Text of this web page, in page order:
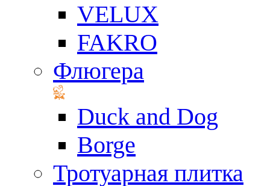
VELUX
FAKRO
Флюгера
Duck and Dog
Borge
Тротуарная плитка